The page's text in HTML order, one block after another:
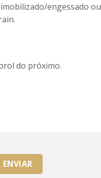
engessado ou
do próximo.